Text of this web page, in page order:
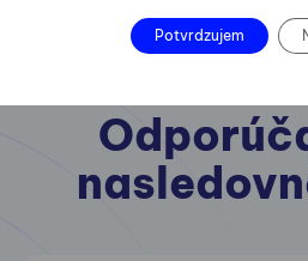
Potvrdzujem